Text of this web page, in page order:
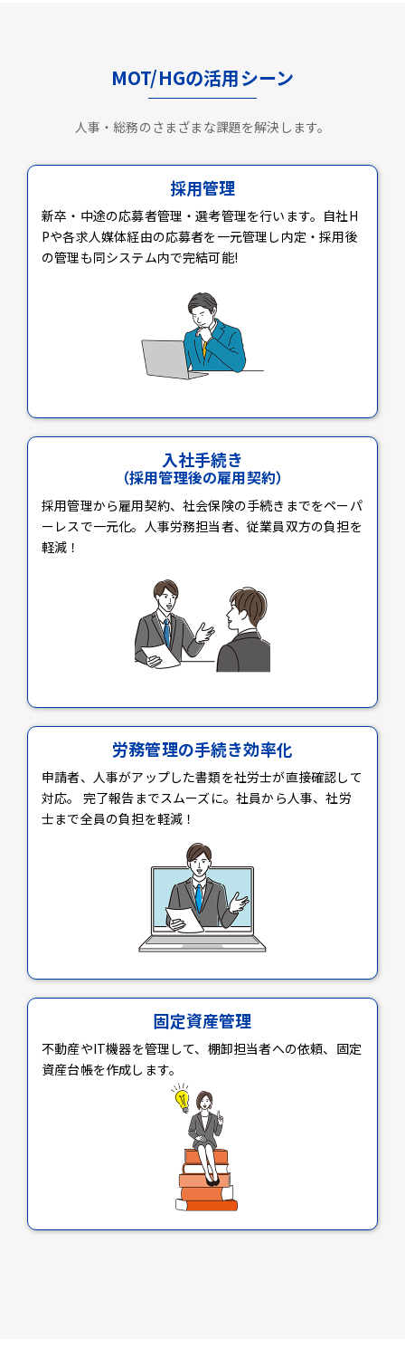
MOT/HGの活用シーン
人事・総務のさまざまな課題を解決します。
採用管理
新卒・中途の応募者管理・選考管理を行います。自社H
Pや各求人媒体経由の応募者を一元管理し内定・採用後
の管理も同システム内で完結可能!
入社手続き
（採用管理後の雇用契約）
採用管理から雇用契約、社会保険の手続きまでをペーパ
ーレスで一元化。人事労務担当者、従業員双方の負担を
軽減！
労務管理の手続き効率化
申請者、人事がアップした書類を社労士が直接確認して
対応。 完了報告までスムーズに。社員から人事、社労
士まで全員の負担を軽減！
固定資産管理
不動産やIT機器を管理して、棚卸担当者への依頼、固定
資産台帳を作成します。